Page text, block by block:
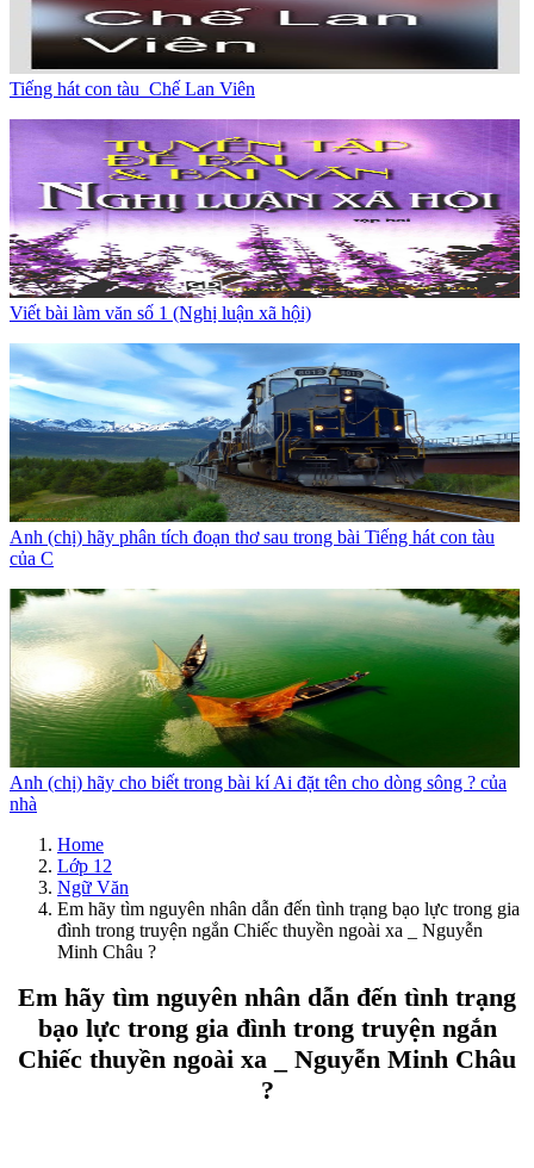
Tiếng hát con tàu_Chế Lan Viên
Viết bài làm văn số 1 (Nghị luận xã hội)
Anh (chị) hãy phân tích đoạn thơ sau trong bài Tiếng hát con tàu
của C
Anh (chị) hãy cho biết trong bài kí Ai đặt tên cho dòng sông ? của
nhà
Home
Lớp 12
Ngữ Văn
Em hãy tìm nguyên nhân dẫn đến tình trạng bạo lực trong gia
đình trong truyện ngắn Chiếc thuyền ngoài xa _ Nguyễn
Minh Châu ?
Em hãy tìm nguyên nhân dẫn đến tình trạng
bạo lực trong gia đình trong truyện ngắn
Chiếc thuyền ngoài xa _ Nguyễn Minh Châu
?